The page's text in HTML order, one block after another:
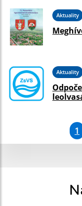
Aktuality
Aktuality
1